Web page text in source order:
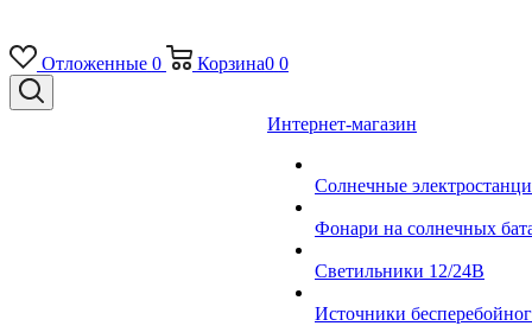
Отложенные 0 Корзина0 0
Интернет-магазин
Солнечные
Фонари на солнечных
Светильники 12/24В
Источники